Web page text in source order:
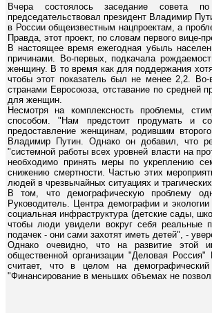
Вчера состоялось заседание совета
председательствовал президент Владимир
в России общеизвестным нацпроектам, а
Правда, этот проект, по словам первого вице-
В настоящее время ежегодная убыль
причинами. Во-первых, подкачала
женщину. В то время как для поддержания
чтобы этот показатель был не менее 2,2.
странами Евросоюза, отставание по средней
для женщин.
Несмотря на комплексность проблемы,
способом. "Нам предстоит продумать и
предоставление женщинам, родившим
Владимир Путин. Однако он добавил, что
"системной работы всех уровней власти на
необходимо принять меры по укреплению
снижению смертности. Частью этих
людей в чрезвычайных ситуациях и
В том, что демографическую проблему
Руководитель. Центра демографии и
социальная инфраструктура (детские сады,
чтобы люди увидели вокруг себя реальные
подачек - они сами захотят иметь детей", -
Однако очевидно, что на развитие этой
общественной организации "Деловая
считает, что в целом на
"Финансирование в меньших объемах не